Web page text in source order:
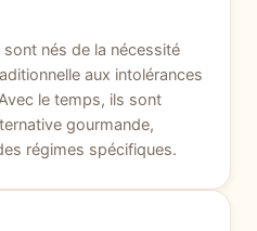
nés de la nécessité
aux intolérances
le temps, ils sont
gourmande,
régimes spécifiques.